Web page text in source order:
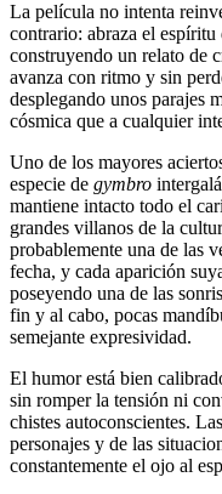
La película no intenta
contrario: abraza el
construyendo un relato de
avanza con ritmo y sin
desplegando unos parajes
cósmica que a cualquier
Uno de los mayores
especie de gymbro
mantiene intacto todo el
grandes villanos de la
probablemente una de las
fecha, y cada aparición
poseyendo una de las
fin y al cabo, pocas
semejante expresividad.
El humor está bien
sin romper la tensión ni
chistes autoconscientes.
personajes y de las
constantemente el ojo al